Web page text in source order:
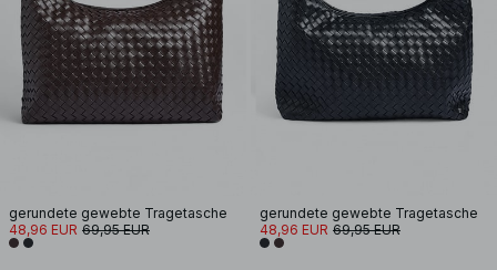
gerundete gewebte Tragetasche
48,96 EUR 69,95 EUR
gerundete gewebte Tragetasche
48,96 EUR 69,95 EUR